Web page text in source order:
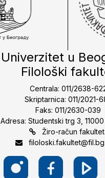
Univerzitet u
Filološki
Centrala: 011/2638-
Skriptarnica: 011/2021-
Faks: 011/2630-039
Adresa: Studentski trg 3,
Žiro-račun